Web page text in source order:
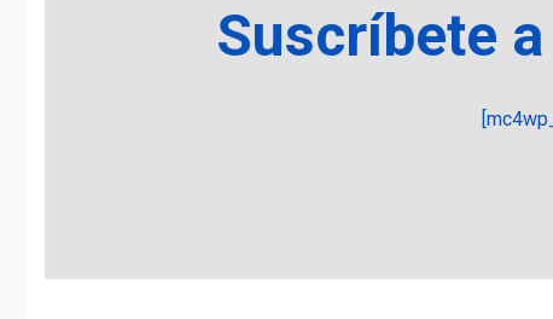
Suscríbete